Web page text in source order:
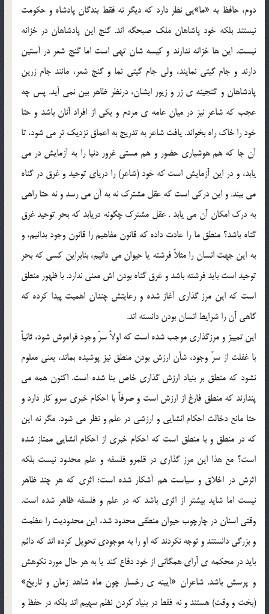
دوم، حافظ به «ما»یی نظر دارد که دیگر نه فقط بندگان پادشاه و حکومت
نیستند بلکه خود پاشاهان ملک صبحگه اند. گنج این پادشاهان در خزانه
نیست. این ها خزانه ندارند و کیسه شان تهی است اما گنج شعر در آستین
دارند و جام گیتی نمایند، ولی جام گیتی نما و گنج شعر، مانند جام زرین
پادشاهان و گنجینه ی زر و زیور ایشان، درنظر ظاهر بین نمی آید. پس چه
عجب که شاعر نیز در میان عامه ی مردم و یکی از افراد آنان باشد و حتا
خود را خاک راه بخواند. یافت شاعر به تدریج به اعماق نزدیک تر می شود، تا
آن جا که هم هوشیاری حضور و هم مستی غرور دنیا را به آزمایش در می
یابد، و در این آزمایش است که خود (شاعر) را دریای توحید و غرق در گناه
می بیند. و این درکی است که عقل مشترک نه به آن می رسد و نه حتا راهی
به درک امکان آن می یابد . عقل مشترک چگونه دریابد که بحر توحید غرق
گناه باشد؟ منطق ما را عادت داده که قانون مفاهیم را قانون وجود بدانیم، و
به این جهت انسان را مثلاً فرشته یا حیوان می دانیم، بنابراین کسی که بحر
توحید است باید فرشته باشد و غرق گناه بودن اش معنی ندارد. با ظهور منطق
است که این مرز گذاری آغاز شده و رعایتش چندان اهمیت پیدا کرده که
گاهی آن را شرایط انسان بودن دانسته اند.
این تمییز و مرزگذاری موجب شده است که اولاً سرّ وجود فراموش شود، ثانیاً
با غفلت از سرّ وجود، شأن ارزش بودن منطق نیز پوشیده بماند، یعنی معلوم
نشود که منطق بر بنیاد ارزش گذاری خاص بنا شده است. اکنون همه می
پندارند که منطق فارغ از ارزش است و صرفاً با احکام خبری سرو کار دارد و
حتا مانع دخالت احکام انشایی و ارزشی در علم و نظر می شود. مگر نه این
که در منطق و با منطق است که احکام خبری از احکام انشایی ممتاز شده
است؟ مع هذا این مرز گذاری در قلمرو فلسفه و علم محدود نیست بلکه
اثرش در اخلاق و سیاست هم آشکار شده است؛ اثری که هر چند ظاهر
نیست اما شاید بیشتر از اثری باشد که در علم و فلسفه ظاهر شده است.
وقتی اسنان در چارچوب حیوان منطقی محدود شد، این محدودیت را عظمت
و بزرگی دانستند و توجه نکردند که او را به موجودی تحویل کرده اند که دائم
باید در محکمه ی آرای همگانی از خود دفاع کند یا به هر حال مورد نکوهش
و پرسش باشد. شاعران «آیینه ی رخسار چون ماه شاهد زمان و تاریخ»
(بخت و وقت) هستند و نه فقط در بنیاد کردن نظم سهیم اند بلکه در حفظ و